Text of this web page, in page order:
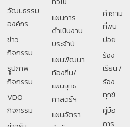
วัฒนธรรม
องค์กร
ข่าว
กิจกรรม
รููปภาพ
กิจกรรม
VDO
กิจกรรม
แผนการ
ดำเนินงาน
ประจำปี
แผนพัฒนา
ท้องถิ่น/
แผนยุทธ
ศาสตร์ฯ
แผนอัตรา
คำถาม
ที่พบ
บ่อย
ร้อง
เรียน /
ร้อง
ทุกข์
คู่มือ
การ